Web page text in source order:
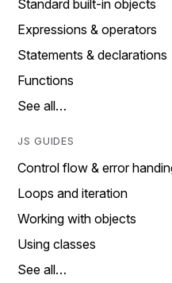
Standard built-in objects
Expressions & operators
Statements & declarations
Functions
See all…
JS GUIDES
Control flow & error
Loops and iteration
Working with objects
Using classes
See all…